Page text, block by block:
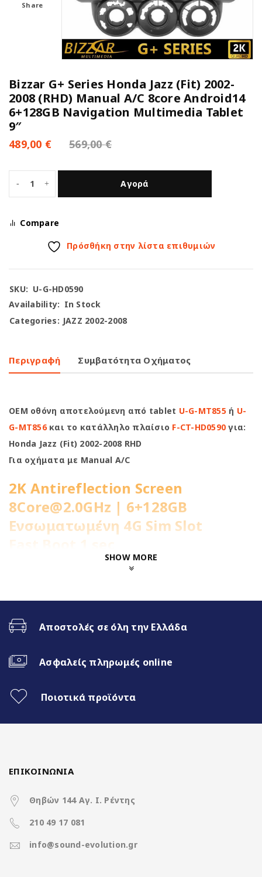
Share
Bizzar G+ Series Honda Jazz (Fit) 2002-
2008 (RHD) Manual A/C 8core Android14
6+128GB Navigation Multimedia Tablet
9″
569,00€
489,00 €
Αγορά
Compare
Πρόσθήκη στην λίστα επιθυμιών
SKU: U-G-HD0590
Availability: In Stock
Categories: JAZZ 2002-2008
Περιγραφή Συμβατότητα Οχήματος
OEM οθόνη αποτελούμενη από tablet U-G-MT855ή U-
G-MT856 και το κατάλληλο πλαίσιο F-CT-HD0590 για:
Honda Jazz (Fit) 2002-2008 RHD
Για οχήματα με Manual A/C
2K Antireflection Screen
8Core@2.0GHz | 6+128GB
Ενσωματωμένη 4G Sim Slot
Fast Boot 1 sec
Ασύρματο CarPlay & Ασύρματο
Διαχωρισμός Οθόνης (Split
Screen)
Best Radio Tuner
Doldy Digital 5.1
Χαρακτηριστικά
Operation System Android 14
(pixels)
Μνήμη RAM
SHOW MORE
Αποστολές σε όλη την Ελλάδα
Ασφαλείς πληρωμές online
Ποιοτικά προϊόντα
ΕΠΙΚΟΙΝΩΝΙΑ
Θηβών 144 Αγ. Ι. Ρέντης
210 49 17 081
info@sound-evolution.gr